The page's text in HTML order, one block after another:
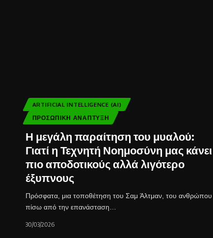
ARTIFICIAL INTELLIGENCE (AI)
ΠΡΟΣΩΠΙΚΉ ΑΝΆΠΤΥΞΗ
Η μεγάλη παραίτηση του μυαλού:
Γιατί η Τεχνητή Νοημοσύνη μας κάνει
πιο αποδοτικούς αλλά λιγότερο
έξυπνους
Πρόσφατα, μια τοποθέτηση του Σαμ Άλτμαν, του ανθρώπου
πίσω από την επανάσταση…
30/03/2026